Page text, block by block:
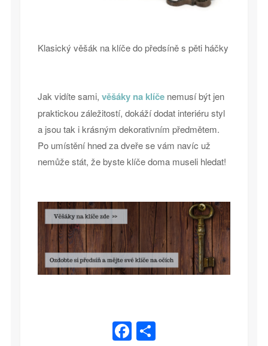
Klasický věšák na klíče do předsíně s pěti háčky
Jak vidíte sami, věšáky na klíčenemusí být jen
praktickou záležitostí, dokáží dodat interiéru styl
a jsou tak i krásným dekorativním předmětem.
Po umístění hned za dveře se vám navíc už
nemůže stát, že byste klíče doma museli hledat!
Facebook
Share